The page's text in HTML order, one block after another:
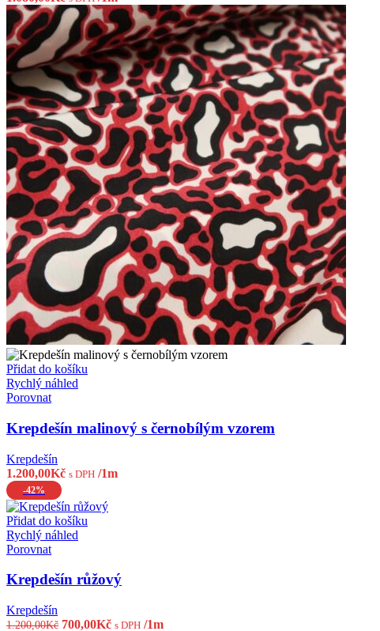
Přidat do košíku
Rychlý náhled
Porovnat
Krepdešín malinový s černobílým vzorem
Krepdešín
1.200,00Kč s DPH /1m
-42%
Přidat do košíku
Rychlý náhled
Porovnat
Krepdešín růžový
Krepdešín
1.200,00Kč Původní
700,00KčAktuální
s DPH /1m